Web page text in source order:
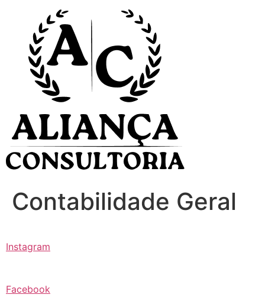
conteúdo
Contabilidade Geral
Instagram
Facebook